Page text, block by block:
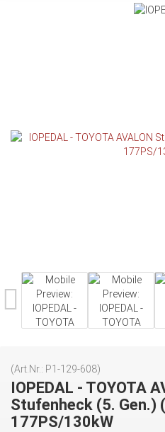
(Art.Nr.: P1-129-608)
IOPEDAL - TOYOTA
Stufenheck (5. Gen.)
177PS/130kW